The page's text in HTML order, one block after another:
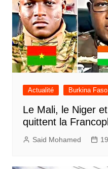
Actualité Burkina Faso
Le Mali, le Niger
quittent la
Said Mohamed